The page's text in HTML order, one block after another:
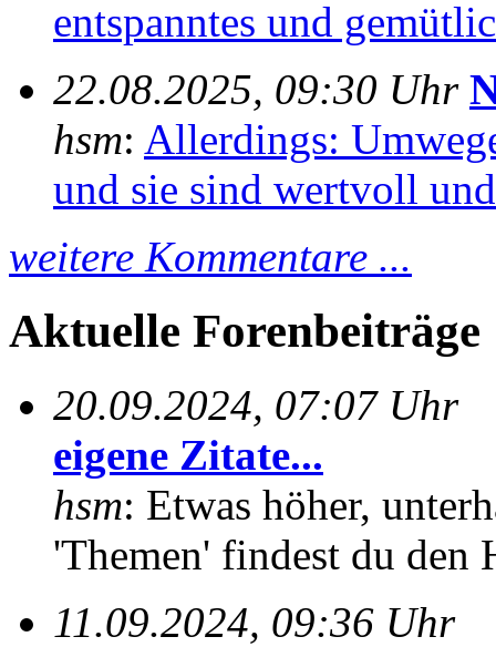
entspanntes und
22.08.2025, 09:30 Uhr
hsm: Allerdings:
und sie sind wertvoll
weitere Kommentare ...
Aktuelle Forenbeiträge
20.09.2024, 07:07 Uhr
eigene Zitate...
hsm: Etwas höher,
'Themen' findest du den
11.09.2024, 09:36 Uhr